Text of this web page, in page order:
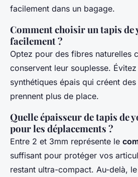
facilement dans un bagage.
Comment choisir un tapis de
facilement ?
Optez pour des fibres naturelles
conservent leur souplesse.
synthétiques épais qui créent
prennent plus de place.
Quelle épaisseur de tapis de
pour les déplacements ?
Entre 2 et 3mm représente le
suffisant pour protéger vos
restant ultra-compact. Au-delà,